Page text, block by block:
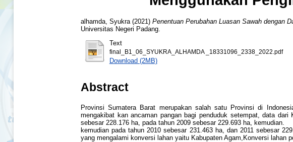
alhamda, Syukra (2021) Penentuan Perubahan Luasan Sawah dengan
Universitas Negeri Padang.
Text
final_B1_06_SYUKRA_ALHAMDA _18331096_2338_2022.pdf
Download (2MB)
Abstract
Provinsi Sumatera Barat merupakan salah satu Provinsi di
mengakibat kan ancaman pangan bagi penduduk setempat, data
sebesar 228.176 ha, pada tahun 2009 sebesar 229.693 ha, kemudian.
kemudian pada tahun 2010 sebesar 231.463 ha, dan 2011 sebesar
yang mengalami konversi lahan yaitu Kabupaten Agam,Konversi lahan